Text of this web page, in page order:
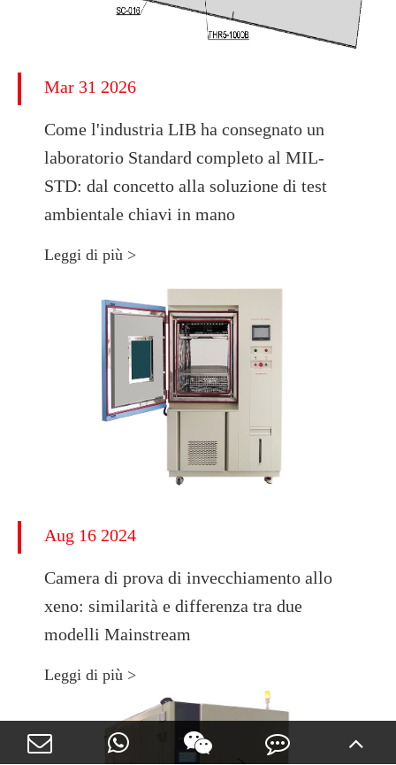
Mar 31 2026
Come l'industria LIB ha consegnato un
laboratorio Standard completo al MIL-
STD: dal concetto alla soluzione di test
ambientale chiavi in mano
Leggi di più >
Aug 16 2024
Camera di prova di invecchiamento allo
xeno: similarità e differenza tra due
modelli Mainstream
Leggi di più >